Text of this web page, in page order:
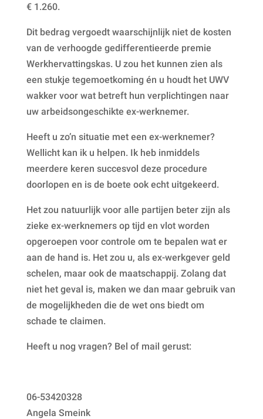
€ 1.260.
Dit bedrag vergoedt waarschijnlijk niet de kosten
van de verhoogde gedifferentieerde premie
Werkhervattingskas. U zou het kunnen zien als
een stukje tegemoetkoming én u houdt het UWV
wakker voor wat betreft hun verplichtingen naar
uw arbeidsongeschikte ex-werknemer.
Heeft u zo’n situatie met een ex-werknemer?
Wellicht kan ik u helpen. Ik heb inmiddels
meerdere keren succesvol deze procedure
doorlopen en is de boete ook echt uitgekeerd.
Het zou natuurlijk voor alle partijen beter zijn als
zieke ex-werknemers op tijd en vlot worden
opgeroepen voor controle om te bepalen wat er
aan de hand is. Het zou u, als ex-werkgever geld
schelen, maar ook de maatschappij. Zolang dat
niet het geval is, maken we dan maar gebruik van
de mogelijkheden die de wet ons biedt om
schade te claimen.
Heeft u nog vragen? Bel of mail gerust:
06-53420328
Angela Smeink